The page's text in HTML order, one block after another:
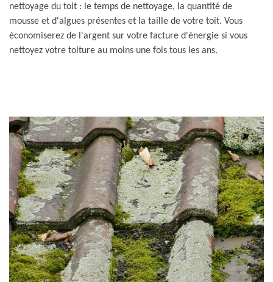
nettoyage du toit : le temps de nettoyage, la quantité de
mousse et d'algues présentes et la taille de votre toit. Vous
économiserez de l'argent sur votre facture d'énergie si vous
nettoyez votre toiture au moins une fois tous les ans.